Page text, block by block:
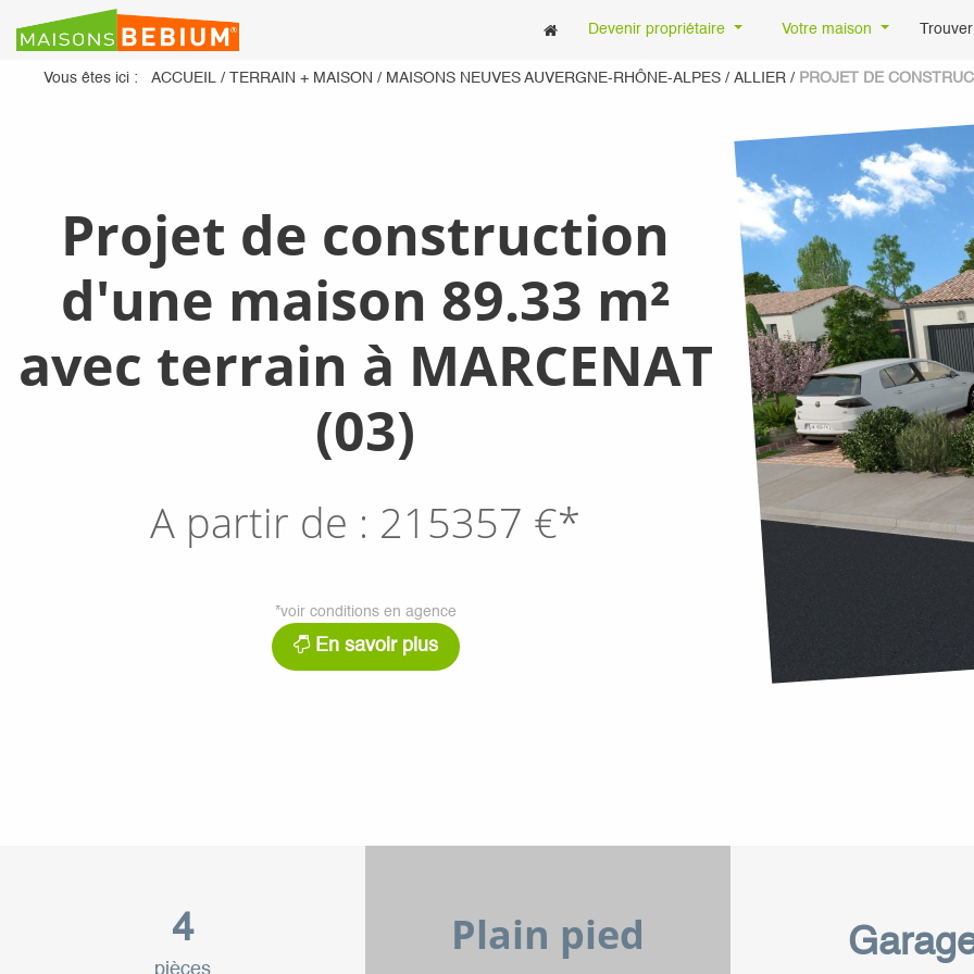
Devenir propriétaire Votre maison
Vous êtes ici : ACCUEIL / TERRAIN + MAISON / MAISONS NEUVES AUVERGNE-RHÔNE-ALPES / ALLIER / PROJET DE
Projet de construction
d'une maison 89.33 m²
avec terrain à MARCENAT
(03)
A partir de : 215357 €*
*voir conditions en agence
En savoir plus
4
pièces
Plain pied